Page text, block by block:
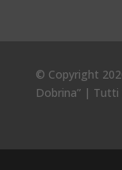
© Copyright
Dobrina” | Tutti